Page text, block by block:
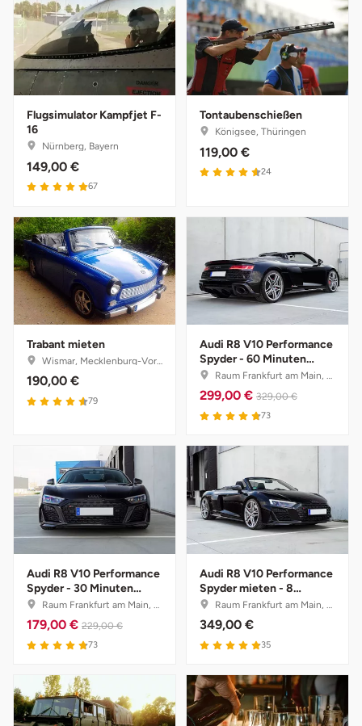
Flugsimulator Kampfjet F-
16
Nürnberg, Bayern
149,00 €
67
Tontaubenschießen
Königsee, Thüringen
119,00 €
24
Trabant mieten
Wismar, Mecklenburg-Vorpommern
190,00 €
79
Audi R8 V10 Performance
Spyder - 60 Minuten
selber fahren mit
Instruktor
Raum Frankfurt am Main, Hessen
299,00 € 329,00 €
73
Audi R8 V10 Performance
Spyder - 30 Minuten
selber fahren mit
Instruktor
Raum Frankfurt am Main, Hessen
179,00 € 229,00 €
73
Audi R8 V10 Performance
Spyder mieten - 8
Stunden (Mo.-Do.)
Raum Frankfurt am Main, Hessen
349,00 €
35
Nesselwang
Neumünster
Nidda
Nordwestmecklenburg
Nürnberg
Oberhavel
Odenwald
Oder-Spree
Oldenburg
Osnabrück
Ostprignitz-Ruppin
Oy-Mittelberg
Pforzheim
Pinneberg
Pirna